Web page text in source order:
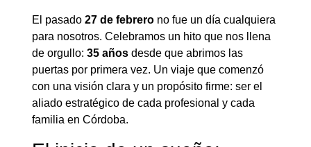
El pasado 27 de febrerono fue un día cualquiera
para nosotros. Celebramos un hito que nos llena
de orgullo: 35 añosdesde que abrimos las
puertas por primera vez. Un viaje que comenzó
con una visión clara y un propósito firme: ser el
aliado estratégico de cada profesional y cada
familia en Córdoba.